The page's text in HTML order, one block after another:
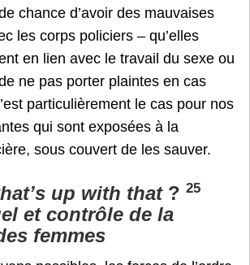
chance d’avoir des mauvaises
les corps policiers – qu’elles
en lien avec le travail du sexe ou
ne pas porter plaintes en cas
particulièrement le cas pour nos
qui sont exposées à la
sous couvert de les sauver.
up with that ? 25
et contrôle de la
femmes